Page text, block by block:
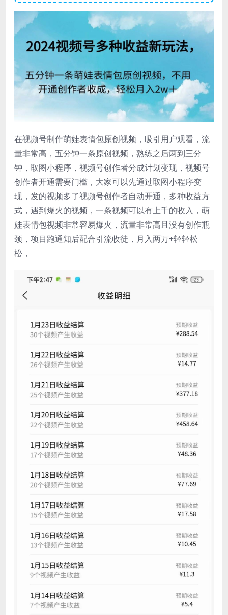
在视频号制作萌娃表情包原创视频，吸引用户观看，流
量非常高，五分钟一条原创视频，熟练之后两到三分
钟，取图小程序，视频号创作者分成计划变现，视频号
创作者开通需要门槛，大家可以先通过取图小程序变
现，发的视频多了视频号创作者自动开通，多种收益方
式，遇到爆火的视频，一条视频可以有上千的收入，萌
娃表情包视频非常容易爆火，流量非常高且没有创作瓶
颈，项目跑通知后配合引流收徒，月入两万+轻轻松
松，